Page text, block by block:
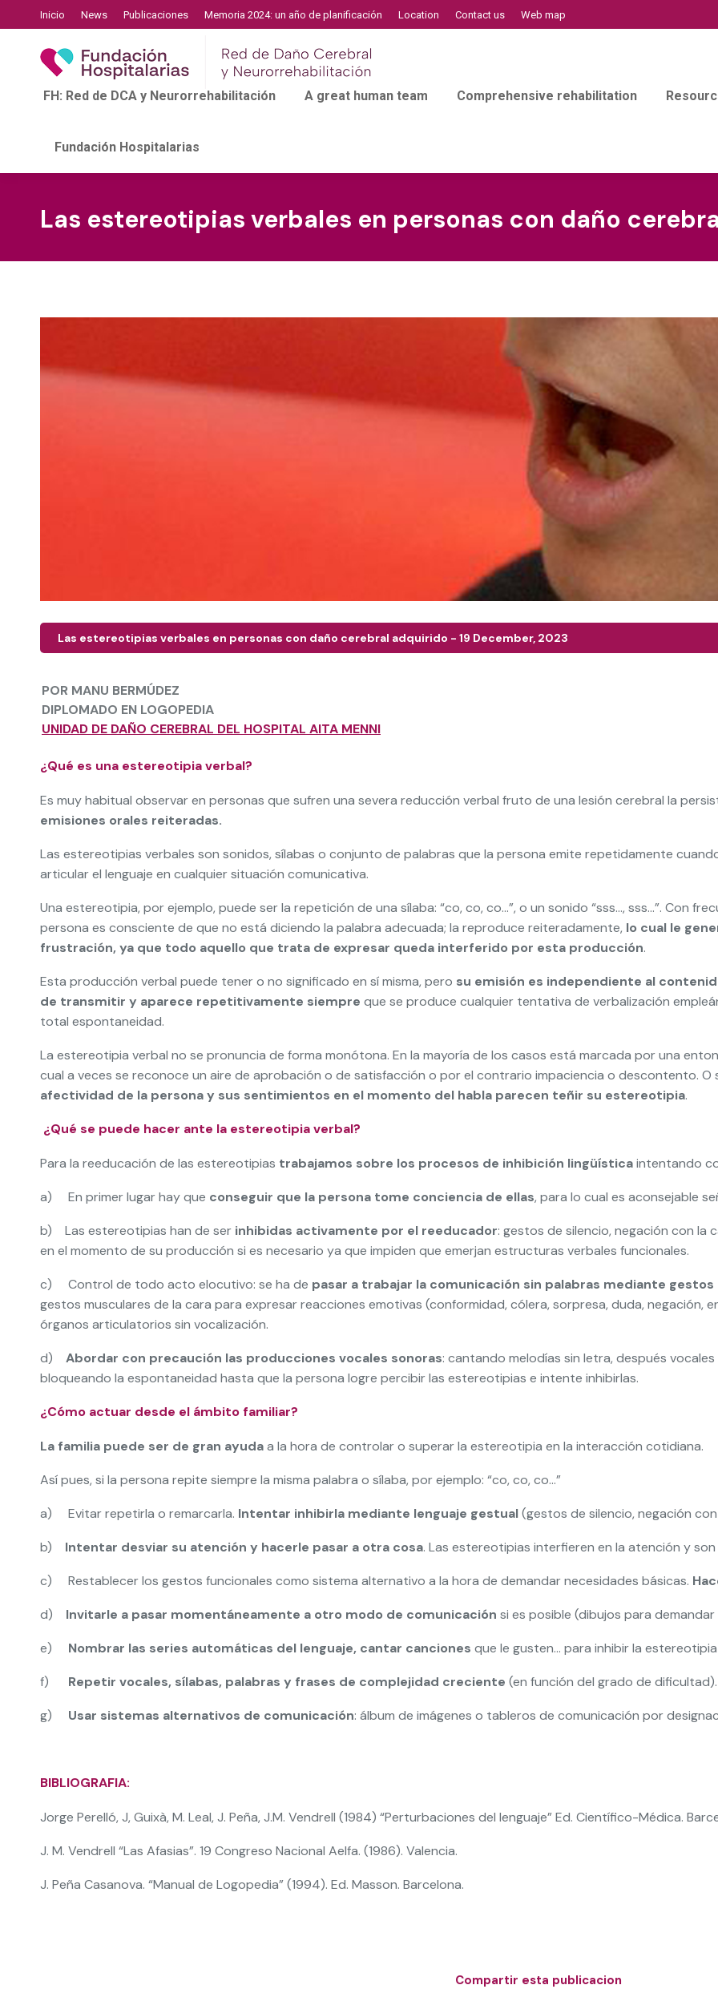
Inicio News Publicaciones Memoria 2024: un año de planificación Location Contact us Web map
FH: Red de DCA y Neurorrehabilitación A great human team Comprehensive rehabilitation
Fundación Hospitalarias
Las estereotipias verbales en personas con daño
Las estereotipias verbales en personas con daño cerebral adquirido - 19 December, 2023
POR MANU BERMÚDEZ
DIPLOMADO EN LOGOPEDIA
UNIDAD DE DAÑO CEREBRAL DEL HOSPITAL AITA MENNI
¿Qué es una estereotipia verbal?
Es muy habitual observar en personas que sufren una severa reducción verbal fruto de una lesión cerebral la
emisiones orales reiteradas.
Las estereotipias verbales son sonidos, sílabas o conjunto de palabras que la persona emite repetidamente
articular el lenguaje en cualquier situación comunicativa.
Una estereotipia, por ejemplo, puede ser la repetición de una sílaba: “co, co, co…”, o un sonido “sss…, sss…”. Con
persona es consciente de que no está diciendo la palabra adecuada; la reproduce reiteradamente, lo cual le
frustración, ya que todo aquello que trata de expresar queda interferido por esta producción.
Esta producción verbal puede tener o no significado en sí misma, pero su emisión es independiente al
de transmitir y aparece repetitivamente siempre que se produce cualquier tentativa de verbalización
total espontaneidad.
La estereotipia verbal no se pronuncia de forma monótona. En la mayoría de los casos está marcada por una
cual a veces se reconoce un aire de aprobación o de satisfacción o por el contrario impaciencia o descontento. O
afectividad de la persona y sus sentimientos en el momento del habla parecen teñir su estereotipia.
¿Qué se puede hacer ante la estereotipia verbal?
Para la reeducación de las estereotipias trabajamos sobre los procesos de inhibición lingüísticaintentando
a) En primer lugar hay que conseguir que la persona tome conciencia de ellas, para lo cual es aconsejable
b) Las estereotipias han de ser inhibidas activamente por el reeducador: gestos de silencio, negación con la
en el momento de su producción si es necesario ya que impiden que emerjan estructuras verbales funcionales.
c) Control de todo acto elocutivo: se ha de pasar a trabajar la comunicación sin palabras mediante gestos
gestos musculares de la cara para expresar reacciones emotivas (conformidad, cólera, sorpresa, duda, negación,
órganos articulatorios sin vocalización.
d) Abordar con precaución las producciones vocales sonoras: cantando melodías sin letra, después
bloqueando la espontaneidad hasta que la persona logre percibir las estereotipias e intente inhibirlas.
¿Cómo actuar desde el ámbito familiar?
La familia puede ser de gran ayudaa la hora de controlar o superar la estereotipia en la interacción cotidiana.
Así pues, si la persona repite siempre la misma palabra o sílaba, por ejemplo: “co, co, co…”
a) Evitar repetirla o remarcarla. Intentar inhibirla mediante lenguaje gestual(gestos de silencio, negación
b) Intentar desviar su atención y hacerle pasar a otra cosa. Las estereotipias interfieren en la atención y
c) Restablecer los gestos funcionales como sistema alternativo a la hora de demandar necesidades básicas.
d) Invitarle a pasar momentáneamente a otro modo de comunicación si es posible (dibujos para
e) Nombrar las series automáticas del lenguaje, cantar canciones que le gusten… para inhibir la
f) Repetir vocales, sílabas, palabras y frases de complejidad creciente (en función del grado de dificultad).
g) Usar sistemas alternativos de comunicación: álbum de imágenes o tableros de comunicación por
BIBLIOGRAFIA:
Jorge Perelló, J, Guixà, M. Leal, J. Peña, J.M. Vendrell (1984) “Perturbaciones del lenguaje” Ed. Científico-Médica.
J. M. Vendrell “Las Afasias”. 19 Congreso Nacional Aelfa. (1986). Valencia.
J. Peña Casanova. “Manual de Logopedia” (1994). Ed. Masson. Barcelona.
Compartir esta publicacion